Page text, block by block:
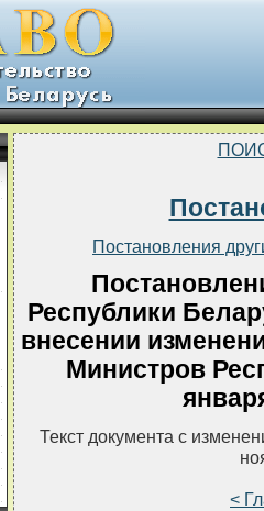
Постановления
Республики
внесении
Министров
Текст документа с
<